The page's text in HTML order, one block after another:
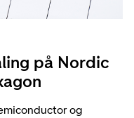
på Nordic
og